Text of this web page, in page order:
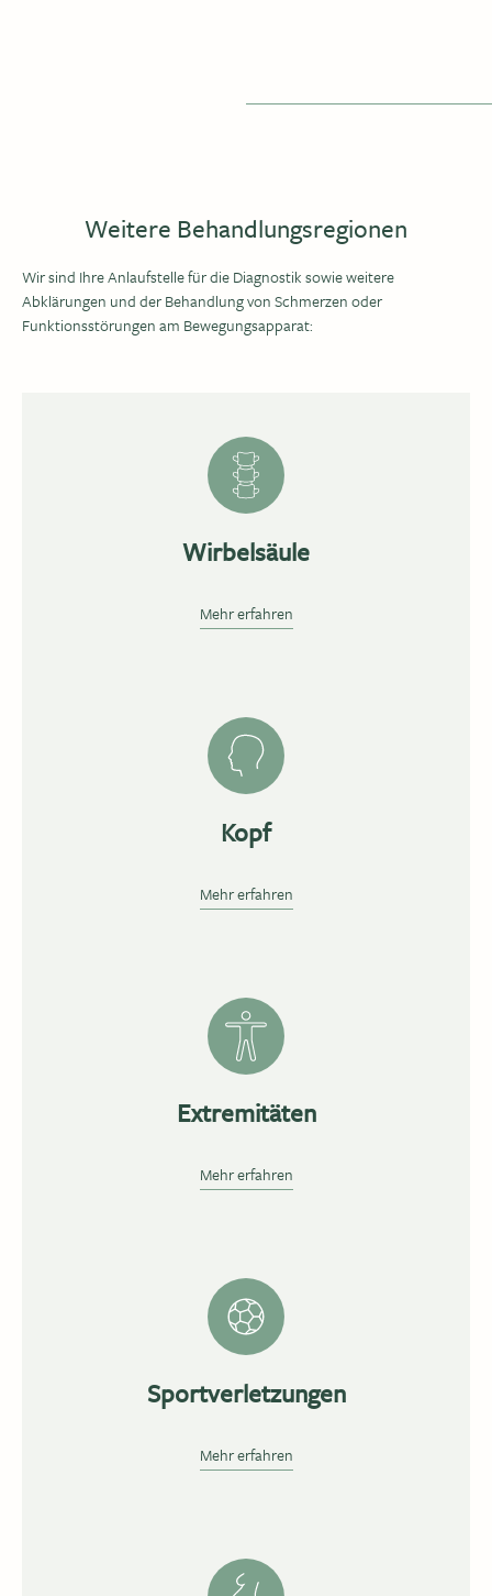
Weitere Behandlungsregionen
Wir sind Ihre Anlaufstelle für die Diagnostik sowie weitere
Abklärungen und der Behandlung von Schmerzen oder
Funktionsstörungen am Bewegungsapparat:
Wirbelsäule
Mehr erfahren
Kopf
Mehr erfahren
Extremitäten
Mehr erfahren
Sportverletzungen
Mehr erfahren